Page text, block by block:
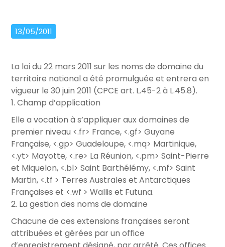
13/05/2011
La loi du 22 mars 2011 sur les noms de domaine du
territoire national a été promulguée et entrera en
vigueur le 30 juin 2011 (CPCE art. L.45-2 à L.45.8).
1. Champ d’application
Elle a vocation à s’appliquer aux domaines de
premier niveau <.fr> France, <.gf> Guyane
Française, <.gp> Guadeloupe, <.mq> Martinique,
<.yt> Mayotte, <.re> La Réunion, <.pm> Saint-Pierre
et Miquelon, <.bl> Saint Barthélémy, <.mf> Saint
Martin, <.tf > Terres Australes et Antarctiques
Françaises et <.wf > Wallis et Futuna.
2. La gestion des noms de domaine
Chacune de ces extensions françaises seront
attribuées et gérées par un office